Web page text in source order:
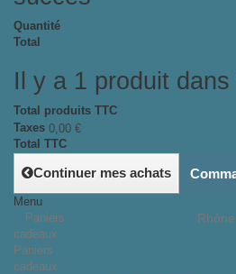
Quantité
Total
Il y a 1 produit
Total produits TTC
Taxes 0,00 €
Total TTC
Continuer mes achats
Menu
Paniers
cadeaux
Paniers
cadeaux